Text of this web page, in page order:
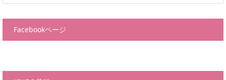
Facebookページ